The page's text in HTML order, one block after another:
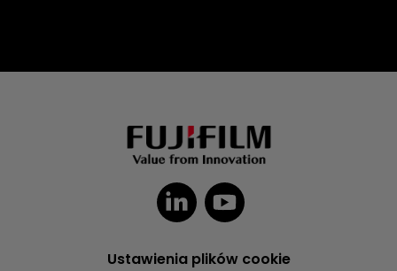
Ustawienia plików cookie